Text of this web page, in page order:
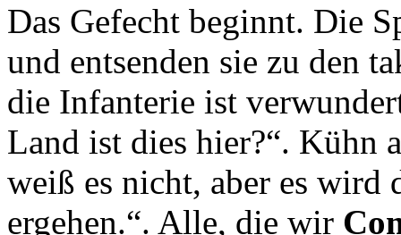
Das Gefecht beginnt. Die
und entsenden sie zu den
die Infanterie ist
Land ist dies hier?“. Kühn
weiß es nicht, aber es wird
ergehen.“. Alle, die wir